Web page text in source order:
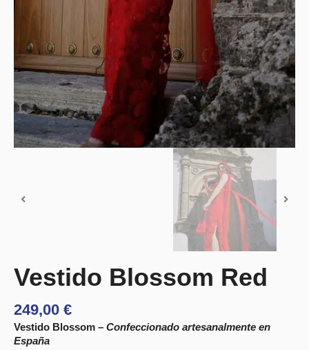
Vestido Blossom Red
249,00 €
Vestido Blossom – Confeccionado artesanalmente en
España